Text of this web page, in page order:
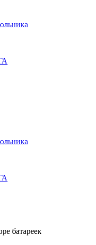
батареек